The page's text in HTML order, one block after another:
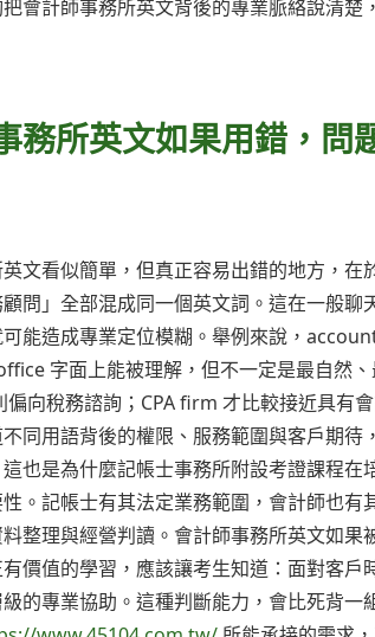
會計師事務所英文背後的專業脈絡說清
務所英文如果用錯，問
文看似簡單，但真正容易出錯的地方，
問」全部混成同一個英文詞。這在一般
能造成專業定位模糊。舉例來說，
字面上能被理解，但不一定是最自然
向稅務諮詢；CPA firm 才比較接近具有
同用語背後的權限、服務範圍與客戶期
也是為什麼記帳士事務所附設考證課程
。記帳士有其法定業務範圍，會計師也
整理與經營判讀。會計師事務所英文如
價值的學習，應該讓考生知道：面對客
的專業協助。這種判斷能力，會比死背